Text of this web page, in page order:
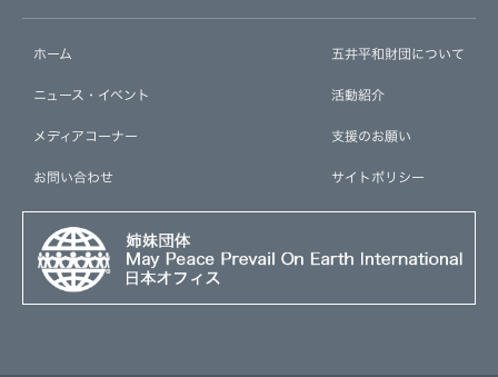
ホーム
ニュース・イベント
メディアコーナー
お問い合わせ
五井平和財団について
活動紹介
支援のお願い
サイトポリシー